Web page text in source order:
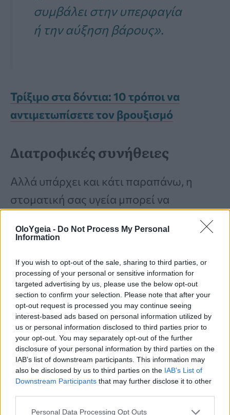
OloYgeia - Do Not Process My Personal
Information
If you wish to opt-out of the sale, sharing to third parties, or
processing of your personal or sensitive information for
targeted advertising by us, please use the below opt-out
section to confirm your selection. Please note that after your
opt-out request is processed you may continue seeing
interest-based ads based on personal information utilized by
us or personal information disclosed to third parties prior to
your opt-out. You may separately opt-out of the further
disclosure of your personal information by third parties on the
IAB’s list of downstream participants. This information may
also be disclosed by us to third parties on the IAB’s List of
Downstream Participants that may further disclose it to other
Personal Data Processing Opt Outs
συμβάλει στην υπερφαγία
ή την αύξηση βάρους».
Τρίξιμο στα δόντια: 10 τρόποι να
αντιμετωπίσετε τον βρουξισμό
Διατροφικές συνήθειες
Αλλά υπάρχει και κάτι παραπάνω, η
στοματική σας υγεία μπορεί να
Chopra παρατήρησε:«Αν κάποιος έχει
είναι πιο πιθανό να αποφεύγει τραγανά
λαχανικά ήδημητριακά ολικής άλεσης
Αυτές είναι τροφές που υποστηρίζουν
την υγιή πέψη και το βάρος – αλλά οι
άνθρωποι μπορεί να προτιμήσουν πιο
μαλακά, επεξεργασμένα τρόφιμα που
είναι ευκολότερα στο μάσημα και συχνά
υψηλότερα σε θερμίδες».